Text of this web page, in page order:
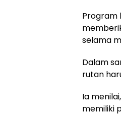
Program
selama
Dalam
rutan
Ia
memiliki